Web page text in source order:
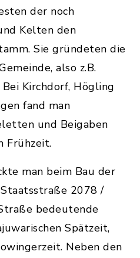
der noch
Kelten den
Sie gründeten die
also z.B.
Kirchdorf, Högling
fand man
und Beigaben
Frühzeit.
man beim Bau der
2078 /
bedeutende
Spätzeit,
Neben den